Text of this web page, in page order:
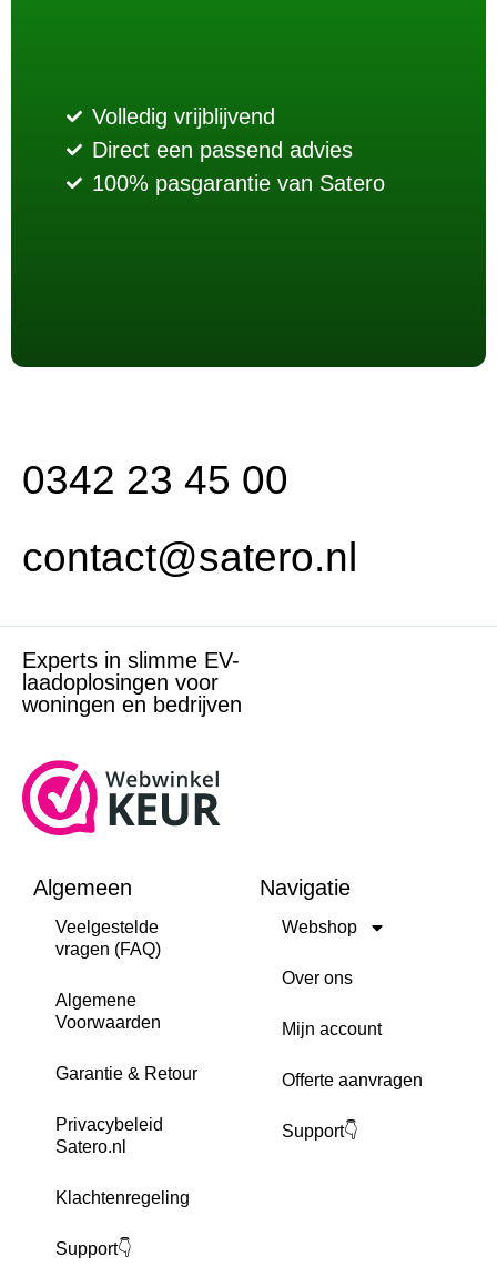
Volledig vrijblijvend
Direct een passend advies
100% pasgarantie van Satero
0342 23 45 00
contact@satero.nl
Experts in slimme EV-
laadoplosingen voor
woningen en bedrijven
Algemeen
Veelgestelde
vragen (FAQ)
Algemene
Voorwaarden
Garantie & Retour
Privacybeleid
Satero.nl
Klachtenregeling
Support👇
Navigatie
Webshop
Over ons
Mijn account
Offerte aanvragen
Support👇